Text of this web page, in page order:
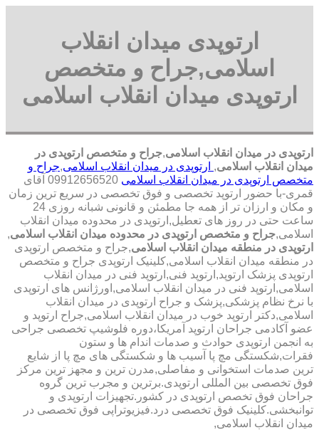
ارتوپدی میدان انقلاب
اسلامی,جراح و متخصص
ارتوپدی میدان انقلاب اسلامی
ارتوپدی در میدان انقلاب اسلامی,جراح و متخصص ارتوپدی در
میدان انقلاب اسلامی, ارتوپدی در میدان انقلاب اسلامی,جراح و
متخصص ارتوپدی در میدان انقلاب اسلامی
09912656520 آقای
قمری-با حضور ارتوپد تخصصی و فوق تخصصی در سریع ترین زمان
و مکان و ارزان تر از همه جا مطمئن و قانونی شبانه روزی 24
ساعت حتی در روز های تعطیل,ارتوپدی در محدوده میدان انقلاب
اسلامی,جراح و متخصص ارتوپدی در محدوده میدان انقلاب اسلامی,
ارتوپدی در منطقه میدان انقلاب اسلامی,جراح و متخصص ارتوپدی
در منطقه میدان انقلاب اسلامی,کلینیک ارتوپدی جراح و متخصص
ارتوپدی پزشک ارتوپد,ارتوپد فنی,ارتوپد فنی در میدان انقلاب
اسلامی,ارتوپد فنی در میدان انقلاب اسلامی,اورژانس های ارتوپدی
با نرخ نظام پزشکی,پزشک و جراح ارتوپدی در میدان انقلاب
اسلامی,دکتر ارتوپد خوب در میدان انقلاب اسلامی,جراح ارتوپد و
عضو آکادمی جراحان ارتوپد آمریکا،دوره فلوشیپ تخصصی جراحی
به انجمن ارتوپدی حوادث و صدمات اندام ها و ستون
فقرات,شکستگی مچ پا آسیب ها و شکستگی های مچ پا از شایع
ترین صدمات استخوانی و مفاصلی,مدرن ترین و مجهز ترین مرکز
فوق تخصصی بین المللی ارتوپدی.برترین ‏و ‏مجرب ‏ترین ‏گروه
‏جراحان ‏فوق ‏تخصص ‏ارتوپدی ‏در ‏کشور.تجهیزات ارتوپدی و
توانبخشی.کلینیک فوق تخصصی درد.فیزیوتراپی فوق تخصصی در
میدان انقلاب اسلامی,